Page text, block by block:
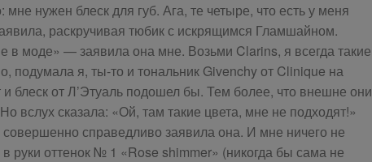
нужен блеск для губ. Ага, те четыре, что есть у меня
раскручивая тюбик с искрящимся Гламшайном.
в моде» — заявила она мне. Возьми Clarins, я всегда такие
подумала я, ты-то и тональник Givenchy от Clinique на
блеск от Л’Этуаль подошел бы. Тем более, что внешне они
вслух сказала: «Ой, там такие цвета, мне не подходят!»
справедливо заявила она. И мне ничего не
в руки оттенок № 1 «Rose shimmer» (никогда бы сама не